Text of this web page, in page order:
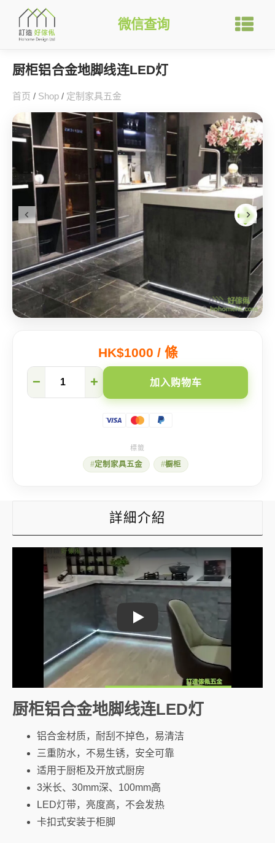
微信查询
厨柜铝合金地脚线连LED灯
首页 / Shop / 定制家具五金
HK$1000 / 條
铝
− + 加入购物车
定制家具五金 橱柜
詳細介紹
厨柜铝合金地脚线连LED灯
铝合金材质，耐刮不掉色，易清洁
三重防水，不易生锈，安全可靠
适用于厨柜及开放式厨房
3米长、30mm深、100mm高
LED灯带，亮度高，不会发热
卡扣式安装于柜脚